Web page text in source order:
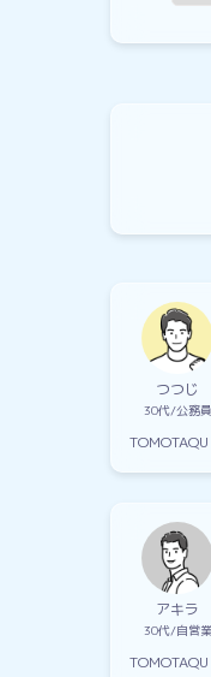
つつじ
30代 公務員
アキラ
30代 自営業